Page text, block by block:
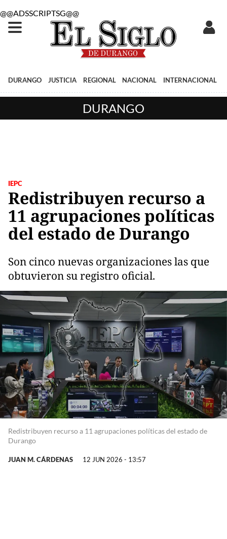
@@ADSSCRIPTSG@@
DURANGO JUSTICIA REGIONAL NACIONAL INTERNACIONAL
DURANGO
IEPC
Redistribuyen recurso a
11 agrupaciones políticas
del estado de Durango
Son cinco nuevas organizaciones las que
obtuvieron su registro oficial.
Redistribuyen recurso a 11 agrupaciones políticas del estado de
Durango
JUAN M. CÁRDENAS 12 JUN 2026 - 13:57